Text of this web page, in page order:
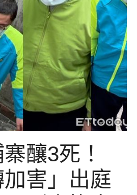
釀3死！
加害」出庭